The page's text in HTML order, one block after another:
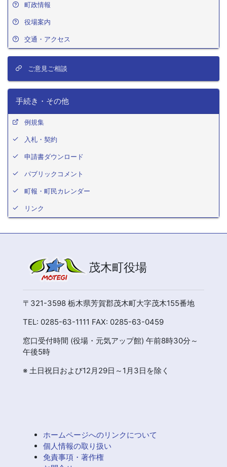
町政情報
役場案内
交通・アクセス
ご意見ご相談
手続き・その他
例規集
入札・契約
申請書ダウンロード
パブリックコメント
町報・町民カレンダー
リンク
茂木町役場
〒321-3598 栃木県芳賀郡茂木町大字茂木155番地
TEL: 0285-63-1111 FAX: 0285-63-0459
窓口受付時間 (役場・元気アップ館) 午前8時30分～
午後5時
※ 土日祝日および12月29日～1月3日を除く
ホームページへのリンクについて
個人情報の取り扱い
免責事項・著作権